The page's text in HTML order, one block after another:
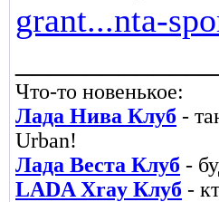
grant...nta-
Что-то новенькое:
Лада Нива Клуб -
Urban!
Лада Веста Клуб -
LADA Xray Клуб -